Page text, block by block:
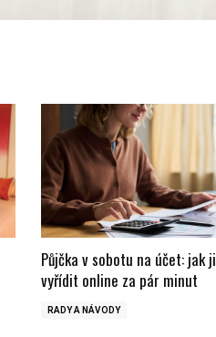
Půjčka v sobotu na účet: jak ji
vyřídit online za pár minut
RADY A NÁVODY